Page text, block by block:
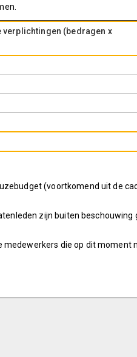
(bedragen x
(voortkomend uit de
zijn buiten
medewerkers die op dit moment